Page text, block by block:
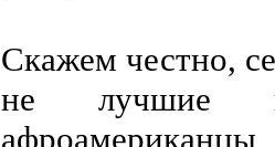
Скажем честно,
не лучшие